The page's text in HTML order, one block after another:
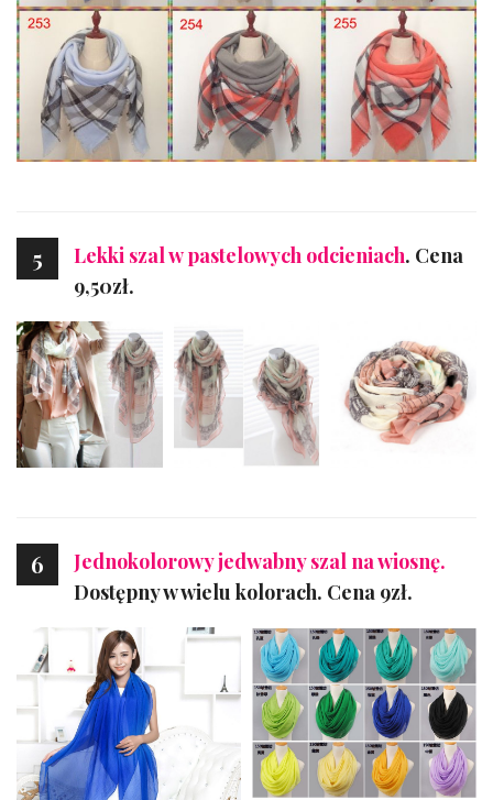
5 Lekki szal w pastelowych odcieniach. Cena
9,50zł.
6
Jednokolorowy jedwabny szal na wiosnę.
Dostępny w wielu kolorach. Cena 9zł.